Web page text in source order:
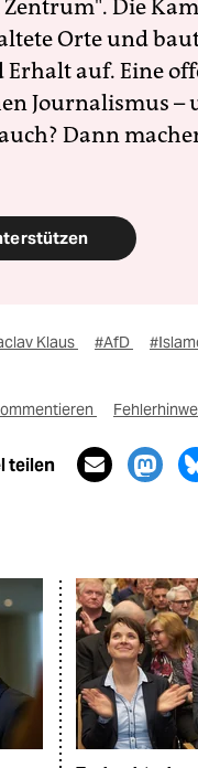
Die
Orte und
Erhalt auf. Eine
Journalismus –
Dann
Klaus #AfD
teilen